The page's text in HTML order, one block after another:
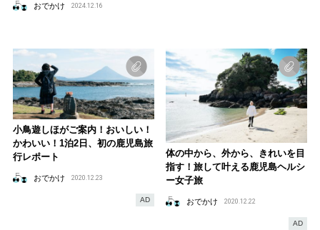
おでかけ 2024.12.16
小鳥遊しほがご案内！おいしい！
かわいい！1泊2日、初の鹿児島旅
行レポート
AD
おでかけ 2020.12.23
体の中から、外から、きれいを目
指す！旅して叶える鹿児島ヘルシ
ー女子旅
AD
おでかけ 2020.12.22